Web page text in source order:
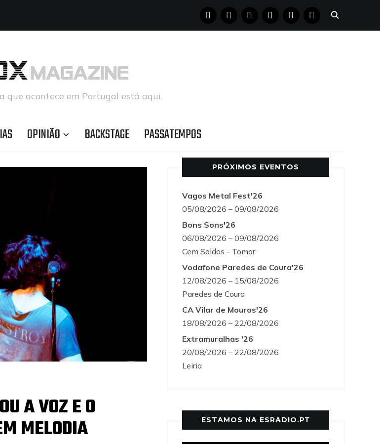
FACEBOOKINSTAGRAM
YOUTUBE PINTERESTTUMBLR
que acontece em Portugal está aqui.
OPINIÃO BACKSTAGE PASSATEMPOS
A VOZ E O
MELODIA
PRÓXIMOS EVENTOS
Vagos Metal Fest'26
05/08/2026 – 09/08/2026
Bons Sons'26
06/08/2026 – 09/08/2026
Cem Soldos - Tomar
Vodafone Paredes de Coura'26
12/08/2026 – 15/08/2026
Paredes de Coura
CA Vilar de Mouros'26
18/08/2026 – 22/08/2026
Extramuralhas '26
20/08/2026 – 22/08/2026
Leiria
ESTAMOS NA ESRADIO.PT